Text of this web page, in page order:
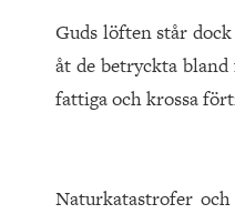
Guds löften står
åt de betryckta
fattiga och krossa
Naturkatastrofer